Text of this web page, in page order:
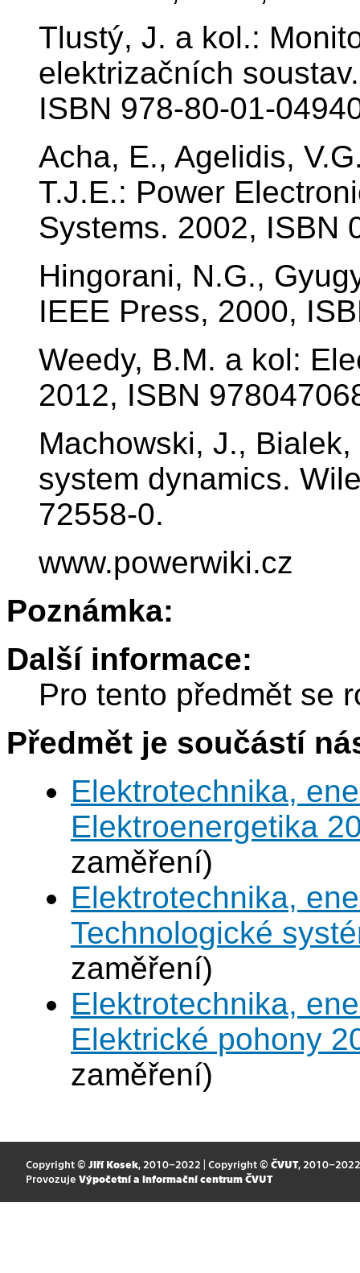
Tlustý, J. a kol.:
elektrizačních
ISBN 978-80-01-
Acha, E., Agelidis,
T.J.E.: Power
Systems. 2002, ISBN
Hingorani, N.G.,
IEEE Press, 2000,
Weedy, B.M. a kol:
2012, ISBN
Machowski, J.,
system dynamics.
72558-0.
www.powerwiki.cz
Poznámka:
Další informace:
Pro tento předmět se
Předmět je součástí
Elektrotechnika,
Elektroenergetika
zaměření)
Elektrotechnika,
Technologické
zaměření)
Elektrotechnika,
Elektrické pohony
zaměření)
Copyright © Jiří Kosek, 2010–2022 | Copyright © ČVUT, 2010–2022
Provozuje Výpočetní a informační centrum ČVUT